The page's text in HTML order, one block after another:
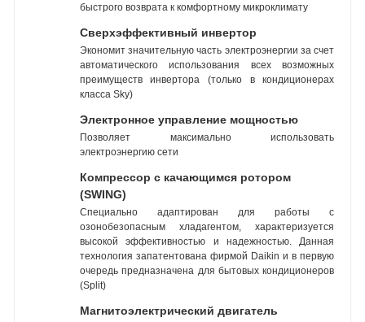
быстрого возврата к комфортному микроклимату
Сверхэффективный инвертор
Экономит значительную часть электроэнергии за счет
автоматического использования всех возможных
преимуществ инвертора (только в кондиционерах
класса Sky)
Электронное управление мощностью
Позволяет максимально использовать
электроэнергию сети
Компрессор с качающимся ротором
(SWING)
Специально адаптирован для работы с
озонобезопасным хладагентом, характеризуется
высокой эффективностью и надежностью. Данная
технология запатентована фирмой Daikin и в первую
очередь предназначена для бытовых кондиционеров
(Split)
Магнитоэлектрический двигатель